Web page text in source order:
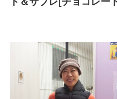
連載
中央線フェス